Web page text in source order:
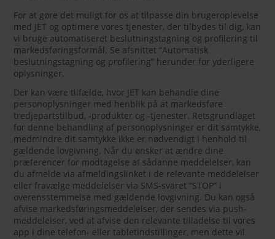
For at gøre det muligt for os at tilpasse din brugeroplevelse
med JET og optimere vores tjenester, der tilbydes til dig, kan
vi bruge automatiseret beslutningstagning og profilering til
markedsføringsformål. Se afsnittet “Automatisk
beslutningstagning og profilering” herunder for yderligere
oplysninger.
Der kan være tilfælde, hvor JET kan behandle dine
personoplysninger med henblik på at markedsføre
tredjepartstilbud, -produkter og -tjenester. Retsgrundlaget
for denne behandling af personoplysninger er dit samtykke,
medmindre dit samtykke ikke er nødvendigt i henhold til
gældende lovgivning. Når du ønsker at ændre dine
præferencer for modtagelse af sådanne meddelelser, kan
du afmelde via afmeldingslinket i de relevante meddelelser
eller fravælge meddelelser via SMS-svaret “STOP” i
overensstemmelse med gældende lovgivning. Du kan også
afvise markedsføringsmeddelelser, der sendes via push-
meddelelser, ved at afvise den relevante tilladelse til vores
app i dine telefon- eller tabletindstillinger, men dette vil